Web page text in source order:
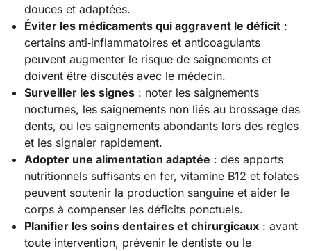
douces et adaptées.
Éviter les médicaments qui aggravent le déficit :
certains anti‑inflammatoires et anticoagulants
peuvent augmenter le risque de saignements et
doivent être discutés avec le médecin.
Surveiller les signes : noter les saignements
nocturnes, les saignements non liés au brossage des
dents, ou les saignements abondants lors des règles
et les signaler rapidement.
Adopter une alimentation adaptée : des apports
nutritionnels suffisants en fer, vitamine B12 et folates
peuvent soutenir la production sanguine et aider le
corps à compenser les déficits ponctuels.
Planifier les soins dentaires et chirurgicaux : avant
toute intervention, prévenir le dentiste ou le